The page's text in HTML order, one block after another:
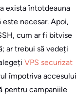
exista întotdeauna
necesar. Apoi,
cum ar fi bitvise
ar trebui să vedeți
VPS securizat
împotriva accesului
pentru campaniile